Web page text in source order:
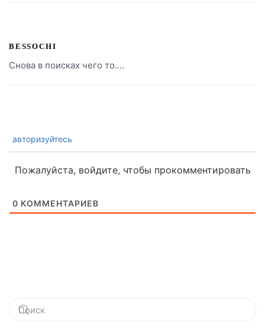
BESSOCHI
Снова в поисках чего то....
авторизуйтесь
Пожалуйста, войдите, чтобы прокомментировать
0 КОММЕНТАРИЕВ